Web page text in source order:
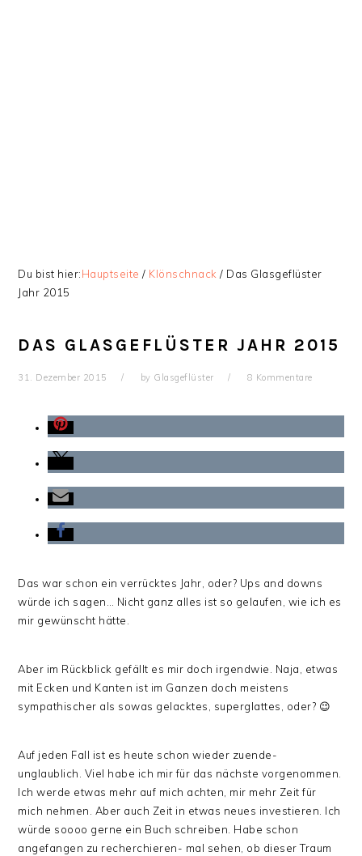
Du bist hier:Hauptseite / Klönschnack / Das Glasgeflüster
Jahr 2015
DAS GLASGEFLÜSTER JAHR 2015
31. Dezember 2015 by Glasgeflüster 8 Kommentare
Das war schon ein verrücktes Jahr, oder? Ups and downs
würde ich sagen… Nicht ganz alles ist so gelaufen, wie ich es
mir gewünscht hätte.
Aber im Rückblick gefällt es mir doch irgendwie. Naja, etwas
mit Ecken und Kanten ist im Ganzen doch meistens
sympathischer als sowas gelacktes, superglattes, oder? 😉
Auf jeden Fall ist es heute schon wieder zuende-
unglaublich. Viel habe ich mir für das nächste vorgenommen.
Ich werde etwas mehr auf mich achten, mir mehr Zeit für
mich nehmen. Aber auch Zeit in etwas neues investieren. Ich
würde soooo gerne ein Buch schreiben. Habe schon
angefangen zu recherchieren- mal sehen, ob dieser Traum